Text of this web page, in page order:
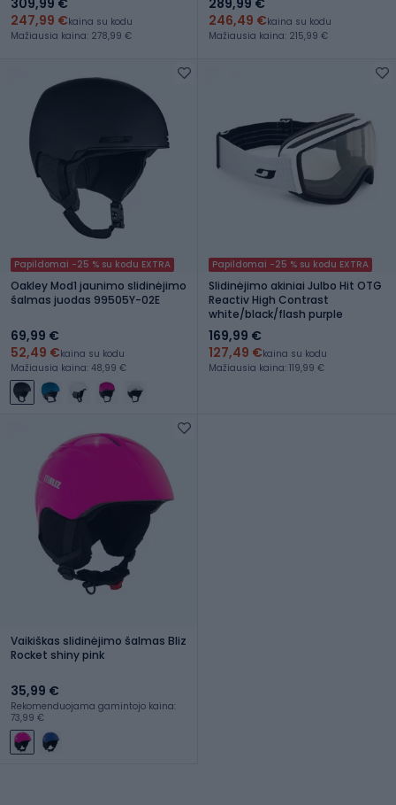
247,99 €kaina su kodu
Mažiausia kaina: 278,99 €
246,49 €kaina su kodu
Mažiausia kaina: 215,99 €
Papildomai -25 % su kodu EXTRA
Oakley Mod1 jaunimo slidinėjimo
šalmas juodas 99505Y-02E
69,99 €
52,49 €kaina su kodu
Mažiausia kaina: 48,99 €
Papildomai -25 % su kodu EXTRA
Slidinėjimo akiniai Julbo Hit OTG
Reactiv High Contrast
white/black/flash purple
169,99 €
127,49 €kaina su kodu
Mažiausia kaina: 119,99 €
Vaikiškas slidinėjimo šalmas Bliz
Rocket shiny pink
35,99 €
Rekomenduojama gamintojo kaina:
73,99 €